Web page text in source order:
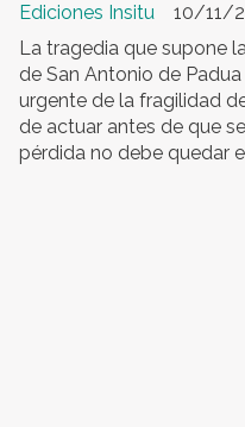
Ediciones Insitu
10/11/
La tragedia que supone
de San Antonio de
urgente de la fragilidad
de actuar antes de que
pérdida no debe quedar